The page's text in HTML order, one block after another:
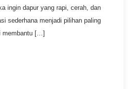
ingin dapur yang rapi, cerah, dan
sederhana menjadi pilihan paling
membantu […]